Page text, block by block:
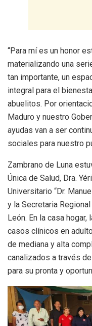
“Para mí es un honor
materializando una
tan importante, un
integral para el
abuelitos. Por
Maduro y nuestro
ayudas van a ser
sociales para nuestro
Zambrano de Luna
Única de Salud, Dra.
Universitario “Dr.
y la Secretaria
León. En la casa
casos clínicos en
de mediana y alta
canalizados a través
para su pronta y